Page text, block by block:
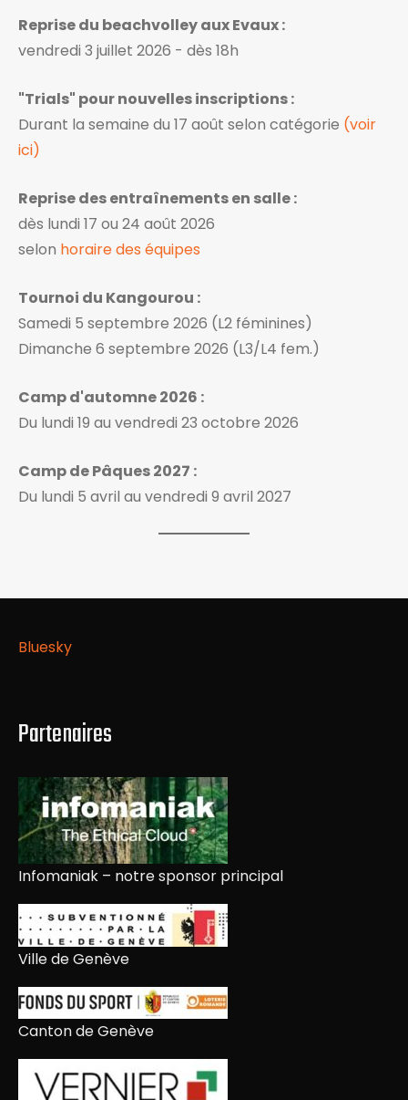
Reprise du beachvolley aux Evaux :
vendredi 3 juillet 2026 - dès 18h
"Trials" pour nouvelles inscriptions :
Durant la semaine du 17 août selon catégorie (voir
ici)
Reprise des entraînements en salle :
dès lundi 17 ou 24 août 2026
selon horaire des équipes
Tournoi du Kangourou :
Samedi 5 septembre 2026 (L2 féminines)
Dimanche 6 septembre 2026 (L3/L4 fem.)
Camp d'automne 2026 :
Du lundi 19 au vendredi 23 octobre 2026
Camp de Pâques 2027 :
Du lundi 5 avril au vendredi 9 avril 2027
Bluesky
Partenaires
Infomaniak – notre sponsor principal
Ville de Genève
Canton de Genève